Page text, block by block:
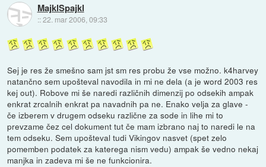
MajklSpajkl
::22. mar 2006, 09:33
Sej je res že smešno sam jst sm res probu že vse možno. k4harvey
natančno sem upošteval navodila in mi ne dela (a je word 2003 res
kej out). Robove mi še naredi različnih dimenzij po odsekih ampak
enkrat zrcalnih enkrat pa navadnih pa ne. Enako velja za glave -
če izberem v drugem odseku različne za sode in lihe mi to
prevzame čez cel dokument tut če mam izbrano naj to naredi le na
tem odseku. Sem upošteval tudi Vikingov nasvet (spet zelo
pomemben podatek za katerega nism vedu) ampak še vedno nekaj
manjka in zadeva mi še ne funkcionira.